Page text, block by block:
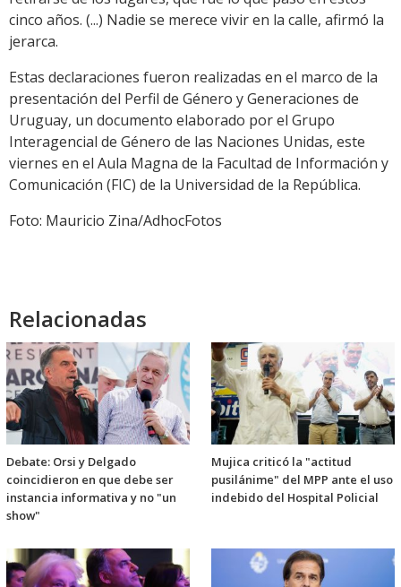
cinco años. (...) Nadie se merece vivir en la calle, afirmó la
jerarca.
Estas declaraciones fueron realizadas en el marco de la
presentación del Perfil de Género y Generaciones de
Uruguay, un documento elaborado por el Grupo
Interagencial de Género de las Naciones Unidas, este
viernes en el Aula Magna de la Facultad de Información y
Comunicación (FIC) de la Universidad de la República.
Foto: Mauricio Zina/AdhocFotos
Relacionadas
Debate: Orsi y Delgado
coincidieron en que debe ser
instancia informativa y no "un
show"
Mujica criticó la "actitud
pusilánime" del MPP ante el uso
indebido del Hospital Policial